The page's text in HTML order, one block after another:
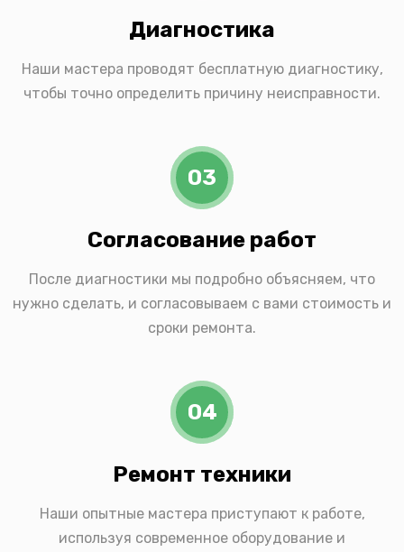
Диагностика
Наши мастера проводят бесплатную диагностику,
чтобы точно определить причину неисправности.
03
Согласование работ
После диагностики мы подробно объясняем, что
нужно сделать, и согласовываем с вами стоимость и
сроки ремонта.
04
Ремонт техники
Наши опытные мастера приступают к работе,
используя современное оборудование и